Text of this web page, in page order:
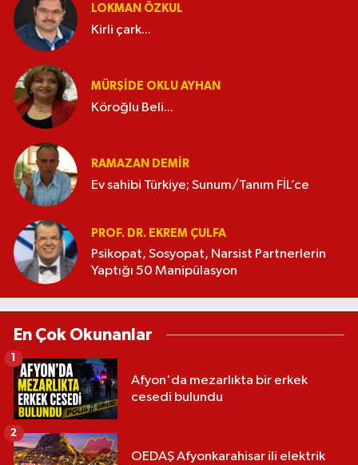
LOKMAN ÖZKUL
Kirli çark...
MÜRŞIDE OKLU AYHAN
Köroğlu Beli...
RAMAZAN DEMİR
Ev sahibi Türkiye; Sunum/Tanım FİL’ce
PROF. DR. EKREM ÇULFA
Psikopat, Sosyopat, Narsist Partnerlerin
Yaptığı 50 Manipülasyon
En Çok Okunanlar
Afyon'da mezarlıkta bir erkek
cesedi bulundu
1
OEDAŞ Afyonkarahisar ili elektrik
2